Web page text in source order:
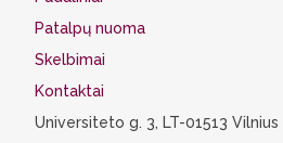
Patalpų nuoma
Skelbimai
Kontaktai
Universiteto g. 3, LT-01513 Vilnius